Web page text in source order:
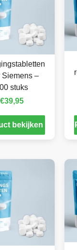
Siemens –
stuks
€39,95
bekijken